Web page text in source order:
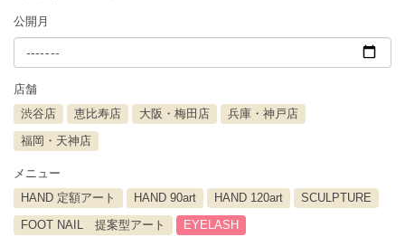
公開月
店舗
渋谷店
恵比寿店 大阪・梅田店
兵庫・神戸店
福岡・天神店
メニュー
HAND 定額アート
HAND 90art HAND 120art
SCULPTURE
FOOT NAIL 提案型アート
EYELASH